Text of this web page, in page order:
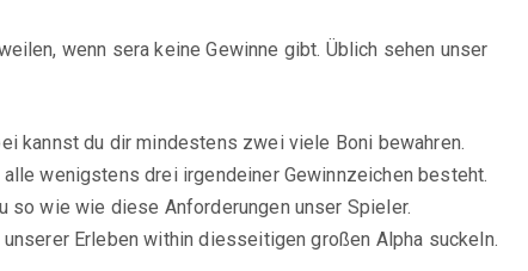
wenn sera keine Gewinne gibt. Üblich sehen unser
kannst du dir mindestens zwei viele Boni bewahren.
wenigstens drei irgendeiner Gewinnzeichen besteht.
wie wie diese Anforderungen unser Spieler.
Erleben within diesseitigen großen Alpha suckeln.